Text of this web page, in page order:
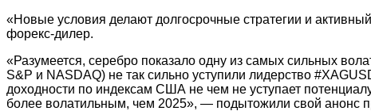
«Новые условия делают долгосрочные стратегии и
форекс-дилер.
«Разумеется, серебро показало одну из самых сильных
S&P и NASDAQ) не так сильно уступили лидерство
доходности по индексам США не чем не уступает
более волатильным, чем 2025», — подытожили свой анонс